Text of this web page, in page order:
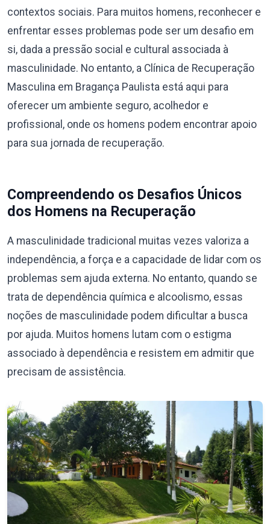
contextos sociais. Para muitos homens, reconhecer e
enfrentar esses problemas pode ser um desafio em
si, dada a pressão social e cultural associada à
masculinidade. No entanto, a Clínica de Recuperação
Masculina em Bragança Paulista está aqui para
oferecer um ambiente seguro, acolhedor e
profissional, onde os homens podem encontrar apoio
para sua jornada de recuperação.
Compreendendo os Desafios Únicos
dos Homens na Recuperação
A masculinidade tradicional muitas vezes valoriza a
independência, a força e a capacidade de lidar com os
problemas sem ajuda externa. No entanto, quando se
trata de dependência química e alcoolismo, essas
noções de masculinidade podem dificultar a busca
por ajuda. Muitos homens lutam com o estigma
associado à dependência e resistem em admitir que
precisam de assistência.